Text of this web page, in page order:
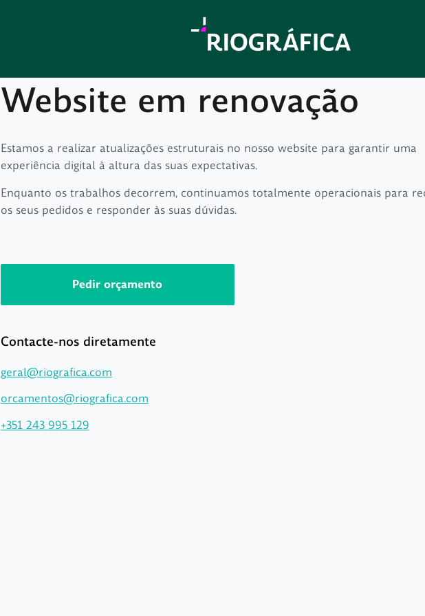
Website em renovação
Estamos a realizar atualizações estruturais no nosso website para garantir uma
experiência digital à altura das suas expectativas.
Enquanto os trabalhos decorrem, continuamos totalmente operacionais para
os seus pedidos e responder às suas dúvidas.
Pedir orçamento
Contacte-nos diretamente
geral@riografica.com
orcamentos@riografica.com
+351 243 995 129